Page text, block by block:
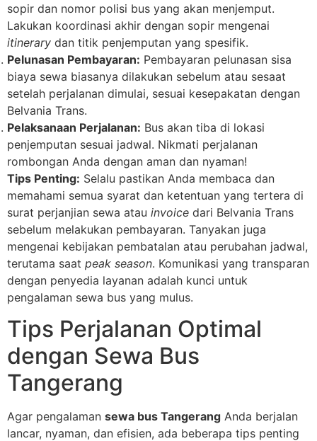
sopir dan nomor polisi bus yang akan menjemput.
Lakukan koordinasi akhir dengan sopir mengenai
itinerary dan titik penjemputan yang spesifik.
Pelunasan Pembayaran: Pembayaran pelunasan sisa
biaya sewa biasanya dilakukan sebelum atau sesaat
setelah perjalanan dimulai, sesuai kesepakatan dengan
Belvania Trans.
Pelaksanaan Perjalanan: Bus akan tiba di lokasi
penjemputan sesuai jadwal. Nikmati perjalanan
rombongan Anda dengan aman dan nyaman!
Tips Penting: Selalu pastikan Anda membaca dan
memahami semua syarat dan ketentuan yang tertera di
surat perjanjian sewa atau invoice dari Belvania Trans
sebelum melakukan pembayaran. Tanyakan juga
mengenai kebijakan pembatalan atau perubahan jadwal,
terutama saat peak season. Komunikasi yang transparan
dengan penyedia layanan adalah kunci untuk
pengalaman sewa bus yang mulus.
Tips Perjalanan Optimal
dengan Sewa Bus
Tangerang
Agar pengalaman sewa bus Tangerang Anda berjalan
lancar, nyaman, dan efisien, ada beberapa tips penting